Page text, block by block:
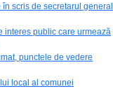
scris de secretarul general
interes public care urmează
punctele de vedere
local al comunei